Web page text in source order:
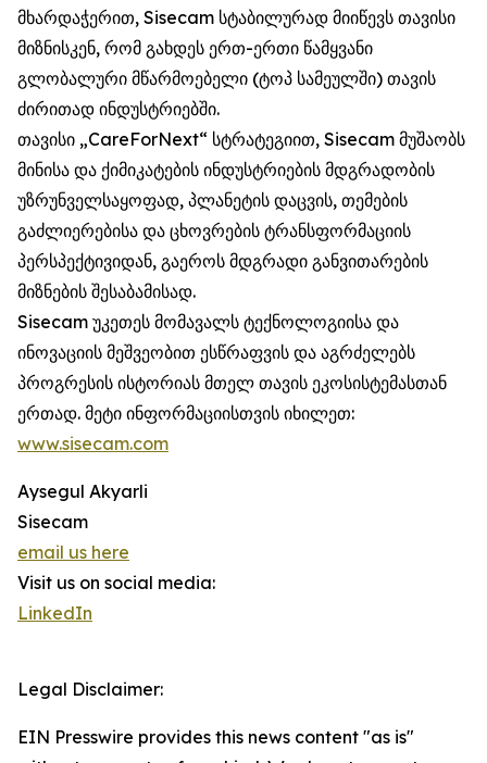
მხარდაჭერით, Sisecam სტაბილურად მიიწევს თავისი
მიზნისკენ, რომ გახდეს ერთ-ერთი წამყვანი
გლობალური მწარმოებელი (ტოპ სამეულში) თავის
ძირითად ინდუსტრიებში.
თავისი „CareForNext“ სტრატეგიით, Sisecam მუშაობს
მინისა და ქიმიკატების ინდუსტრიების მდგრადობის
უზრუნველსაყოფად, პლანეტის დაცვის, თემების
გაძლიერებისა და ცხოვრების ტრანსფორმაციის
პერსპექტივიდან, გაეროს მდგრადი განვითარების
მიზნების შესაბამისად.
Sisecam უკეთეს მომავალს ტექნოლოგიისა და
ინოვაციის მეშვეობით ესწრაფვის და აგრძელებს
პროგრესის ისტორიას მთელ თავის ეკოსისტემასთან
ერთად. მეტი ინფორმაციისთვის იხილეთ:
www.sisecam.com
Aysegul Akyarli
Sisecam
email us here
Visit us on social media:
LinkedIn
Legal Disclaimer:
EIN Presswire provides this news content "as is"